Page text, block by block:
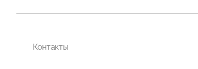
Контакты